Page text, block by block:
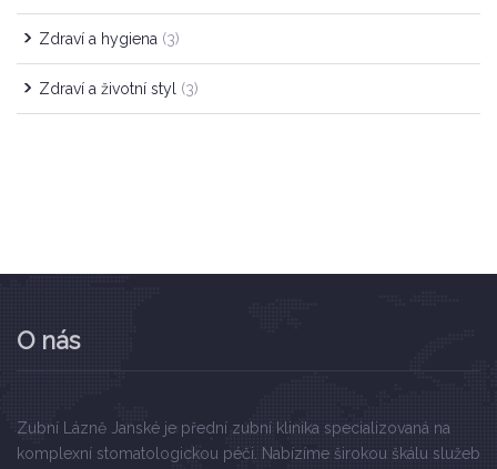
Zdraví a hygiena (3)
Zdraví a životní styl (3)
O nás
Zubní Lázně Janské je přední zubní klinika specializovaná na
komplexní stomatologickou péči. Nabízíme širokou škálu služeb